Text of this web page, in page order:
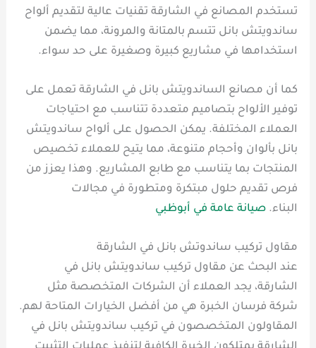
تستخدم المصانع في الشارقة تقنيات عالية لتقديم ألواح
ساندويتش بانل تتسم بالمتانة والمرونة، مما يضمن
استخدامها في مشاريع كبيرة وصغيرة على حد سواء.
كما أن مصانع الساندويتش بانل في الشارقة تعمل على
توفير الألواح بتصاميم متعددة تتناسب مع احتياجات
العملاء المختلفة. يمكن الحصول على ألواح ساندويتش
بانل بألوان وأحجام متنوعة، مما يتيح للعملاء تخصيص
المنتجات بما يتناسب مع طابع المشاريع. وهذا يعزز من
فرص تقديم حلول مبتكرة ومتطورة في مجالات
البناء.صيانة عامة في أبوظبي
مقاول تركيب ساندوتش بانل في الشارقة
عند البحث عن مقاول تركيب ساندويتش بانل في
الشارقة، يجد العملاء أن الشركات المتخصصة مثل
شركة فرسان الخبرة هي من أفضل الخيارات المتاحة لهم.
المقاولون المتخصصون في تركيب ساندويتش بانل في